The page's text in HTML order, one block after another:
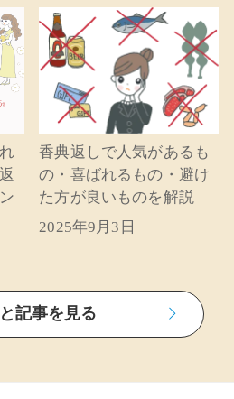
香典返しで人気があるも
の・喜ばれるもの・避け
た方が良いものを解説
2025年9月3日
記事を見る